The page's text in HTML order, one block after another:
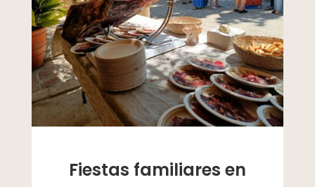
Fiestas familiares en